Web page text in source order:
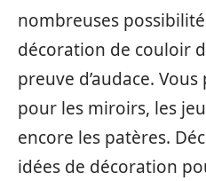
nombreuses
décoration de couloir
preuve d’audace.
pour les miroirs, les
encore les patères.
idées de décoration